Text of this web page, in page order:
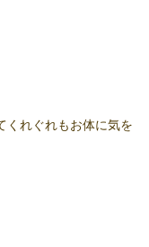
くれぐれもお体に気を